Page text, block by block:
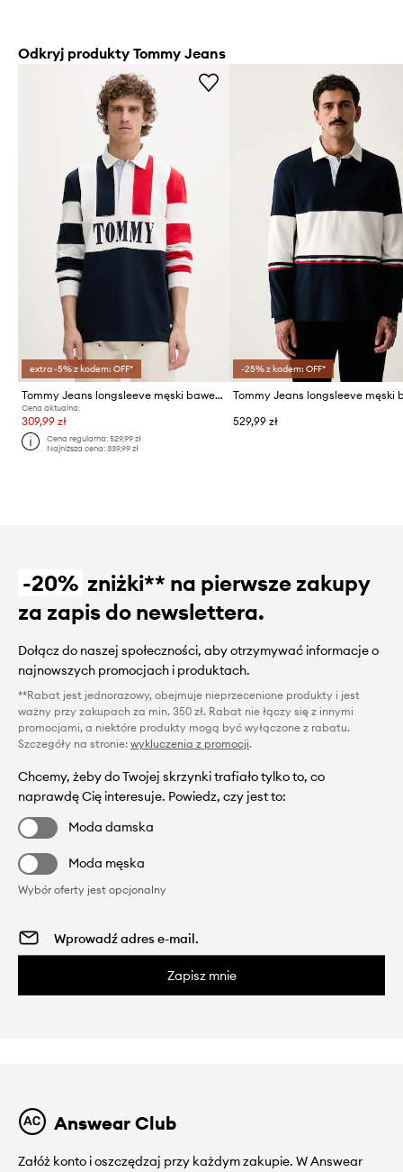
Odkryj produkty Tommy Jeans
extra -5% z kodem: OFF*
Tommy Jeans longsleeve męski bawełniany
Cena aktualna:
309,99 zł
Cena regularna:529,99 zł
Najniższa cena:339,99 zł
-25% z kodem: OFF*
529,99 zł
-20% zniżki** na pierwsze zakupy
za zapis do newslettera.
Dołącz do naszej społeczności, aby otrzymywać informacje o
najnowszych promocjach i produktach.
**Rabat jest jednorazowy, obejmuje nieprzecenione produkty i jest
ważny przy zakupach za min. 350 zł. Rabat nie łączy się z innymi
promocjami, a niektóre produkty mogą być wyłączone z rabatu.
Szczegóły na stronie: wykluczenia z promocji.
Chcemy, żeby do Twojej skrzynki trafiało tylko to, co
naprawdę Cię interesuje. Powiedz, czy jest to:
Moda damska
Moda męska
Wybór oferty jest opcjonalny
Zapisz mnie
Answear Club
Załóż konto i oszczędzaj przy każdym zakupie. W Answear